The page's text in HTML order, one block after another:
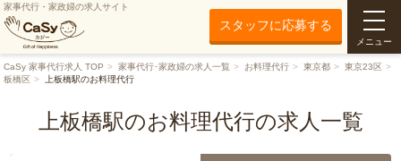
家事代行・家政婦の求人サイト
スタッフに応募する
メニュー
CaSy 家事代行求人 TOP 家事代行･家政婦の求人一覧 お料理代行 東京都
東京23区
板橋区
上板橋駅のお料理代行
上板橋駅のお料理代行の求人一覧